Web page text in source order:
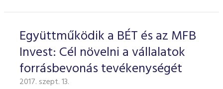
Együttműködik a BÉT és az MFB
Invest: Cél növelni a vállalatok
forrásbevonás tevékenységét
2017. szept. 13.